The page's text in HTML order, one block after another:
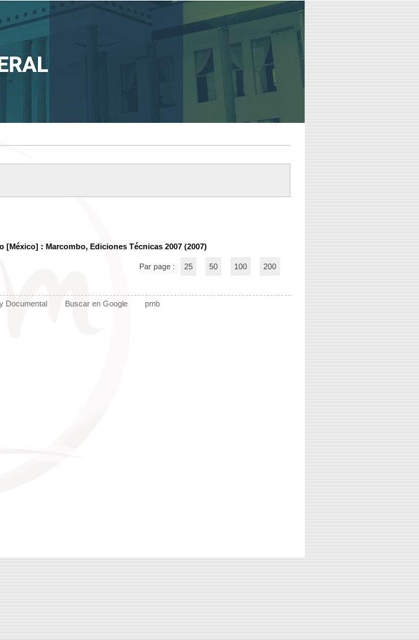
[México] : Marcombo, Ediciones Técnicas 2007 (2007)
Par page : 25 50 100 200
Documental Buscar en Google pmb